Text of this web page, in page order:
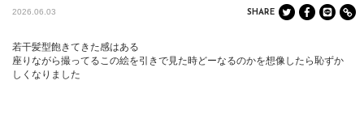
2026.06.03 SHARE
若干髪型飽きてきた感はある
座りながら撮ってるこの絵を引きで見た時どーなるのかを想像したら恥ずか
しくなりました